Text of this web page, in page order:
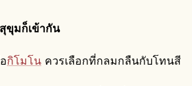
ขุมก็เข้ากัน
กิโมโน ควรเลือกที่กลมกลืนกับโทนสี